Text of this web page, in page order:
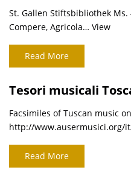
St. Gallen Stiftsbibliothek Ms.
Compere, Agricola… View
Read More
Tesori musicali
Facsimiles of Tuscan music
http://www.ausermusici.org/
Read More